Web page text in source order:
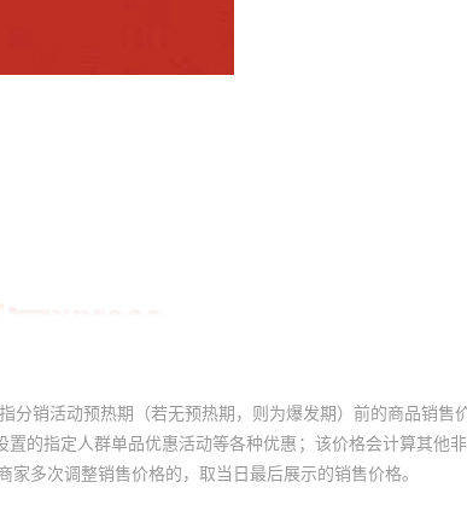
分销活动预热期（若无预热期，则为爆发期）前的商品销售
的指定人群单品优惠活动等各种优惠；该价格会计算其他
多次调整销售价格的，取当日最后展示的销售价格。